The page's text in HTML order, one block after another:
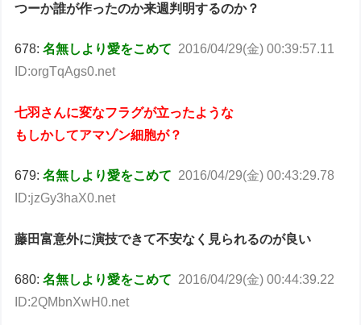
つーか誰が作ったのか来週判明するのか？
678:名無しより愛をこめて 2016/04/29(金) 00:39:57.11
ID:orgTqAgs0.net
七羽さんに変なフラグが立ったような
もしかしてアマゾン細胞が？
679:名無しより愛をこめて 2016/04/29(金) 00:43:29.78
ID:jzGy3haX0.net
藤田富意外に演技できて不安なく見られるのが良い
680:名無しより愛をこめて 2016/04/29(金) 00:44:39.22
ID:2QMbnXwH0.net